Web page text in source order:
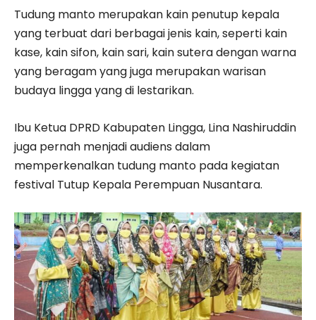
Tudung manto merupakan kain penutup kepala
yang terbuat dari berbagai jenis kain, seperti kain
kase, kain sifon, kain sari, kain sutera dengan warna
yang beragam yang juga merupakan warisan
budaya lingga yang di lestarikan.
Ibu Ketua DPRD Kabupaten Lingga, Lina Nashiruddin
juga pernah menjadi audiens dalam
memperkenalkan tudung manto pada kegiatan
festival Tutup Kepala Perempuan Nusantara.